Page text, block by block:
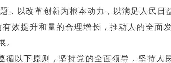
，以改革创新为根本动力，以满足人民日
效提升和量的合理增长，推动人的全面
。
循以下原则，坚持党的全面领导，坚持人